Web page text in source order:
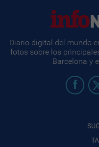
Diario digital del mundo
fotos sobre los
Barcelona y